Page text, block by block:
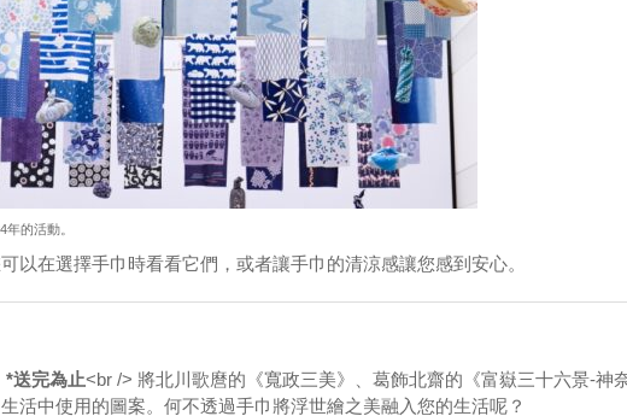
年的活動。
以在選擇手巾時看看它們，或者讓手巾的清涼感讓您感到安心。
*送完為止<br /> 將北川歌麿的《寬政三美》、葛飾北齋的《富嶽三十六景-神
活中使用的圖案。何不透過手巾將浮世繪之美融入您的生活呢？